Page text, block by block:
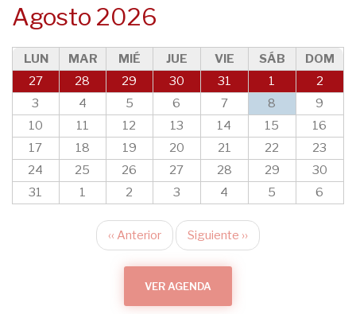
Agosto 2026
LUN MAR MIÉ JUE VIE SÁB
DOM
27
28 29 30 31 1
2
3
4 5 6 7 8
9
10
11 12 13 14 15
16
17
18 19 20 21 22
23
24
25 26 27 28 29
30
31
1 2 3 4 5 6
Paginación
‹‹ Anterior Siguiente ››
VER AGENDA